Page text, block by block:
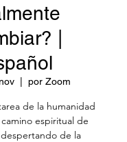
|
  |
por Zoom
de la humanidad
espiritual de
de la